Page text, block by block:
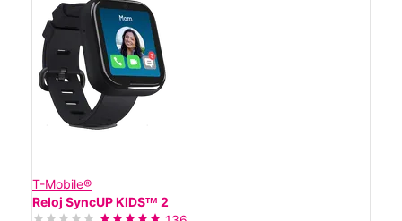
T-Mobile®
Reloj SyncUP KIDSᵀᴹ 2